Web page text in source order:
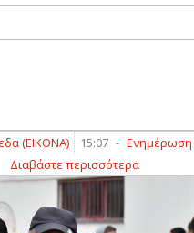
15:07 - Ενημέρωση για τον
Διαβάστε περισσότερα